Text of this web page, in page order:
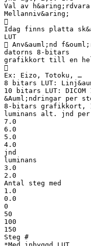
Val av h&aring;rdvara
Mellanniv&aring;

Idag finns platta
LUT
 Anv&auml;nd
datorns 8-bitars
grafikkort till en

Ex: Eizo, Totoku, …
8 bitars LUT:
10 bitars LUT: DICOM
&Auml;ndringar per
8-bitars grafikkort,
luminans alt. jnd
7.0
6.0
5.0
4.0
jnd
luminans
3.0
2.0
Antal steg med
1.0
0.0
0
50
100
150
Steg #